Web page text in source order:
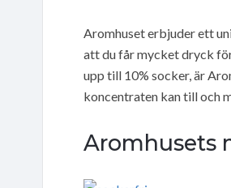
Aromhuset erbjuder ett
att du får mycket dryck
upp till 10% socker, är
koncentraten kan till och
Aromhusets